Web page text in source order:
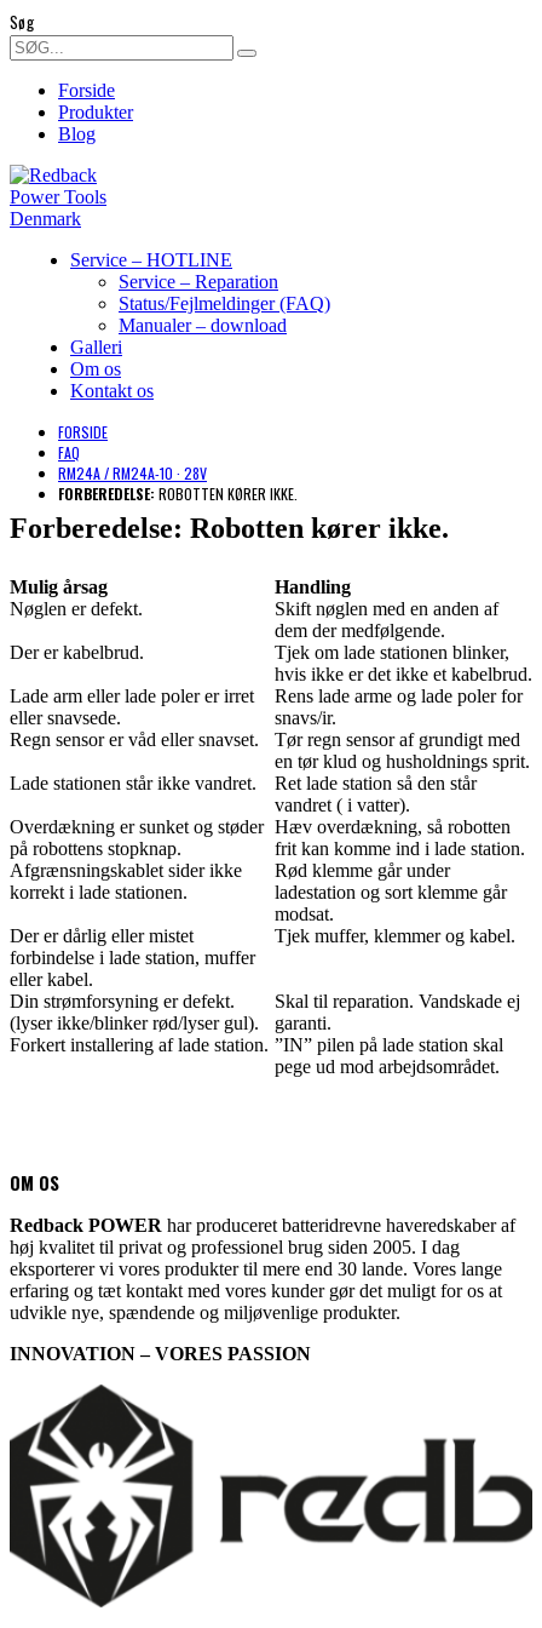
Søg
Forside
Produkter
Blog
Service – HOTLINE
Service – Reparation
Status/Fejlmeldinger (FAQ)
Manualer – download
Galleri
Om os
Kontakt os
FORSIDE
FAQ
RM24A / RM24A-10 · 28V
FORBEREDELSE: ROBOTTEN KØRER IKKE.
Forberedelse: Robotten kører ikke.
Mulig årsag
Handling
Nøglen er defekt.
Skift nøglen med en anden af
dem der medfølgende.
Der er kabelbrud.
Tjek om lade stationen blinker,
hvis ikke er det ikke et kabelbrud.
Lade arm eller lade poler er irret
eller snavsede.
Rens lade arme og lade poler for
snavs/ir.
Regn sensor er våd eller snavset.
Tør regn sensor af grundigt med
en tør klud og husholdnings sprit.
Lade stationen står ikke vandret.
Ret lade station så den står
vandret ( i vatter).
Overdækning er sunket og støder
på robottens stopknap.
Hæv overdækning, så robotten
frit kan komme ind i lade station.
Afgrænsningskablet sider ikke
korrekt i lade stationen.
Rød klemme går under
ladestation og sort klemme går
modsat.
Der er dårlig eller mistet
forbindelse i lade station, muffer
eller kabel.
Tjek muffer, klemmer og kabel.
Din strømforsyning er defekt.
(lyser ikke/blinker rød/lyser gul).
Skal til reparation. Vandskade ej
garanti.
Forkert installering af lade station. ”IN” pilen på lade station skal
pege ud mod arbejdsområdet.
OM OS
Redback POWER har produceret batteridrevne haveredskaber af
høj kvalitet til privat og professionel brug siden 2005. I dag
eksporterer vi vores produkter til mere end 30 lande. Vores lange
erfaring og tæt kontakt med vores kunder gør det muligt for os at
udvikle nye, spændende og miljøvenlige produkter.
INNOVATION – VORES PASSION